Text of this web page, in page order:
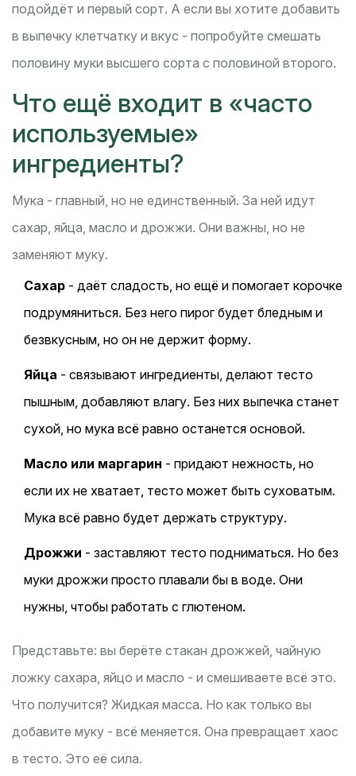
подойдёт и первый сорт. А если вы хотите добавить
в выпечку клетчатку и вкус - попробуйте смешать
половину муки высшего сорта с половиной второго.
Что ещё входит в «часто
используемые»
ингредиенты?
Мука - главный, но не единственный. За ней идут
сахар, яйца, масло и дрожжи. Они важны, но не
заменяют муку.
Сахар - даёт сладость, но ещё и помогает корочке
подрумяниться. Без него пирог будет бледным и
безвкусным, но он не держит форму.
Яйца - связывают ингредиенты, делают тесто
пышным, добавляют влагу. Без них выпечка станет
сухой, но мука всё равно останется основой.
Масло или маргарин - придают нежность, но
если их не хватает, тесто может быть суховатым.
Мука всё равно будет держать структуру.
Дрожжи - заставляют тесто подниматься. Но без
муки дрожжи просто плавали бы в воде. Они
нужны, чтобы работать с глютеном.
Представьте: вы берёте стакан дрожжей, чайную
ложку сахара, яйцо и масло - и смешиваете всё это.
Что получится? Жидкая масса. Но как только вы
добавите муку - всё меняется. Она превращает хаос
в тесто. Это её сила.